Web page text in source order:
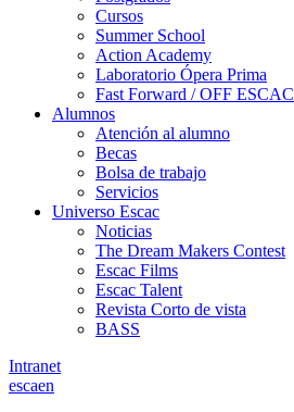
Cursos
Summer School
Action Academy
Laboratorio Ópera Prima
Fast Forward / OFF ESCAC
Alumnos
Atención al alumno
Becas
Bolsa de trabajo
Servicios
Universo Escac
Noticias
The Dream Makers Contest
Escac Films
Escac Talent
Revista Corto de vista
BASS
Intranet
escaen